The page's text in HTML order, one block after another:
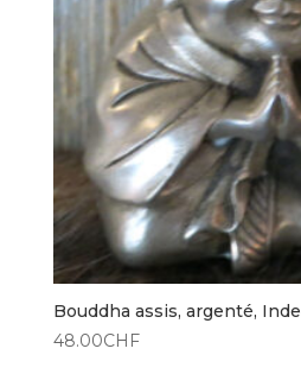
Bouddha assis, argenté, Inde
48.00CHF